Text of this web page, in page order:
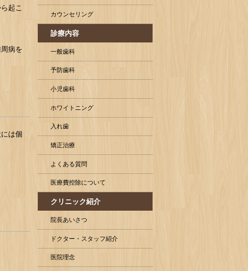
起こ
病を
は個
カウンセリング
診療内容
一般歯科
予防歯科
小児歯科
ホワイトニング
入れ歯
矯正治療
よくある質問
医療費控除について
クリニック紹介
院長あいさつ
ドクター・スタッフ紹介
医院理念